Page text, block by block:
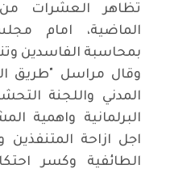
تظاهر العشرات
الماضية، امام
بمحاسبة الفاسدين
وقال مراسل "طريق
المدني واللجنة
البرلمانية واهمية
اجل ازاحة
الطائفية وكسر